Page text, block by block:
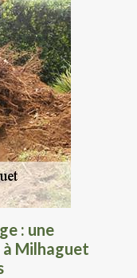
: une
à Milhaguet